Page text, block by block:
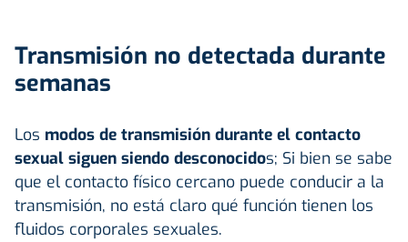
Transmisión no detectada durante
semanas
Los modos de transmisión durante el contacto
sexual siguen siendo desconocidos; Si bien se sabe
que el contacto físico cercano puede conducir a la
transmisión, no está claro qué función tienen los
fluidos corporales sexuales.